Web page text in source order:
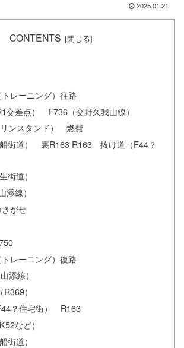
2025.01.21
CONTENTS
レーニング）往路
交差点） F736（交野久我山線）
ンスタンド） 燃費
街道） 裏R163 R163 抜け道（F44？
街道）
添線）
がせ
レーニング）復路
添線）
）
？住宅街） R163
など）
街道）